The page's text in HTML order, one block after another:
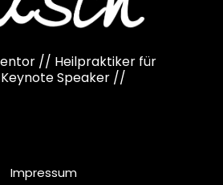
// Heilpraktiker für
Speaker //
Impressum